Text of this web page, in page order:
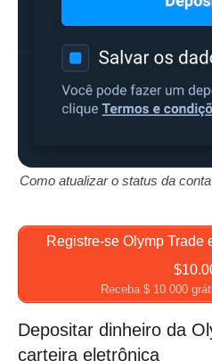
Como atualizar o status da
Registre-se Olymp Trade
Receba $ 10.000
Depositar dinheiro da
carteira eletrônica